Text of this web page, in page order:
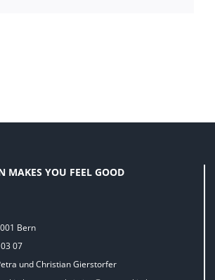
MAKES YOU FEEL GOOD
Bern
07
und Christian Gierstorfer